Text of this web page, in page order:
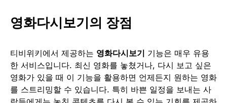
영화다시보기의 장점
티비위키에서 제공하는 영화다시보기 기능은 매우 유용
한 서비스입니다. 최신 영화를 놓쳤거나, 다시 보고 싶은
영화가 있을 때 이 기능을 활용하면 언제든지 원하는 영화
를 스트리밍할 수 있습니다. 특히 바쁜 일정을 보내는 사